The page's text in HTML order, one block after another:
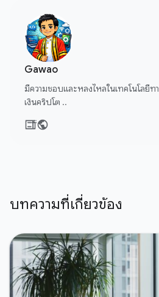
Gawao
มีความชอบและหลงไหลในเทคโนโลยีท
เงินคริปโต ..
บทความที่เกี่ยวข้อง